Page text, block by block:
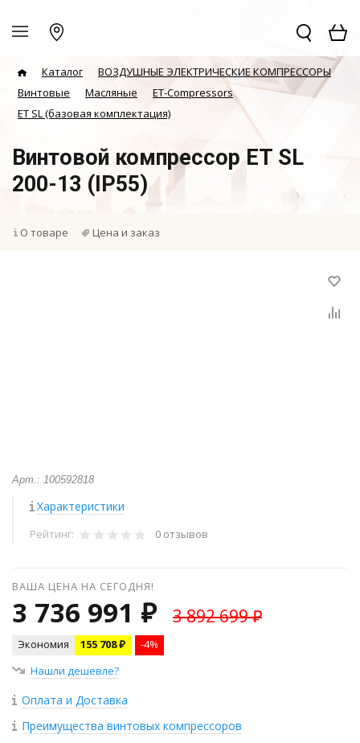
Каталог
ВОЗДУШНЫЕ ЭЛЕКТРИЧЕСКИЕ КОМПРЕССОРЫ
Винтовые
Масляные
ET-Compressors
ET SL (базовая комплектация)
Винтовой компрессор ET SL
200-13 (IP55)
О товаре Цена и заказ
Арт.: 100592818
Характеристики
Рейтинг: 0 отзывов
ВАША ЦЕНА НА СЕГОДНЯ!
3 736 991 ₽ 3 892 699 ₽
Экономия 155 708 ₽
-4%
Нашли дешевле?
Оплата и Доставка
Преимущества винтовых компрессоров